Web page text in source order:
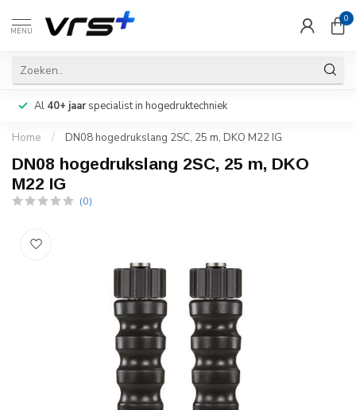
MENU
0
Al 40+ jaarspecialist in hogedruktechniek
Home / DN08 hogedrukslang 2SC, 25 m, DKO M22 IG
DN08 hogedrukslang 2SC, 25 m, DKO
M22 IG
(0)